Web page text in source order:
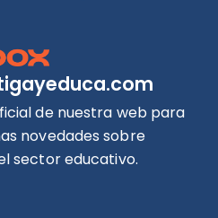
de nuestra web para
novedades sobre
sector educativo.